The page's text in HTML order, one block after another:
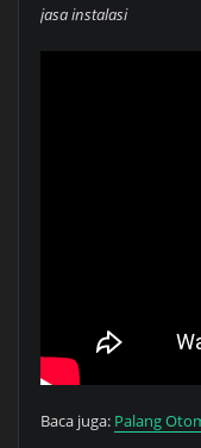
jasa instalasi
Baca juga: Palang